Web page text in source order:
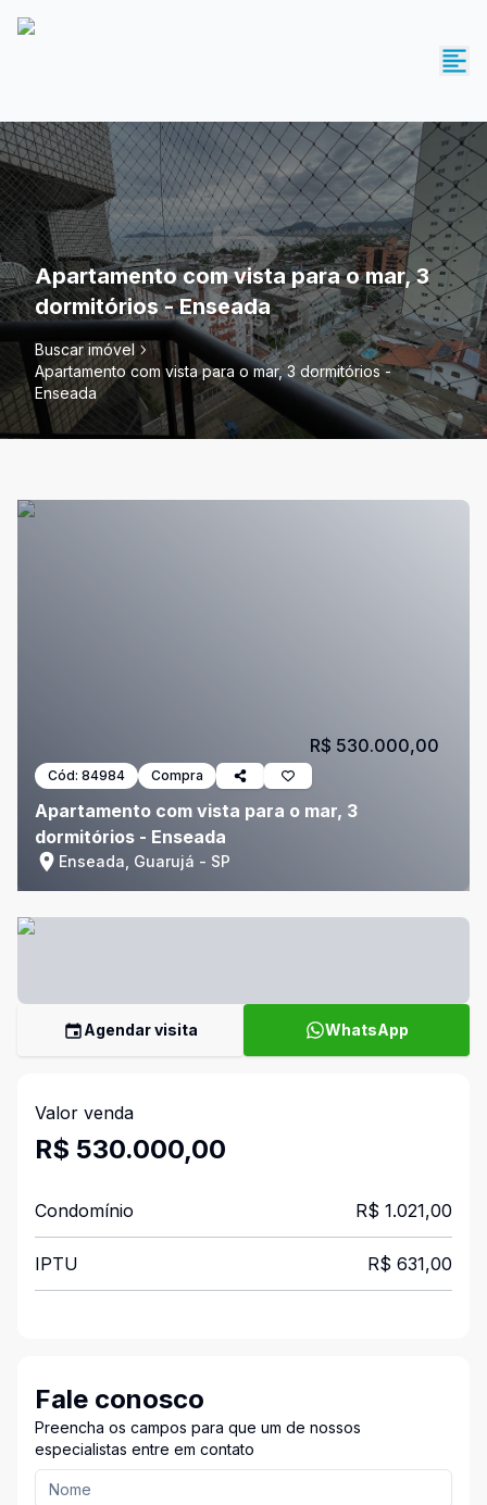
Apartamento com vista para o mar, 3
dormitórios - Enseada
Buscar imóvel
Apartamento com vista para o mar, 3 dormitórios -
Enseada
Cód: 84984 Compra
Apartamento com vista para o mar, 3
dormitórios - Enseada
Enseada, Guarujá - SP
R$ 530.000,00
Agendar visita WhatsApp
Valor venda
R$ 530.000,00
Condomínio R$ 1.021,00
IPTU R$ 631,00
Fale conosco
Preencha os campos para que um de nossos
especialistas entre em contato